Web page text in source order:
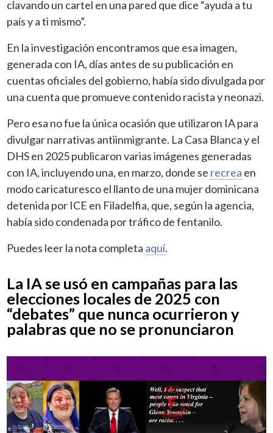
clavando un cartel en una pared que dice “ayuda a tu
país y a ti mismo”.
En la investigación encontramos que esa imagen,
generada con IA, días antes de su publicación en
cuentas oficiales del gobierno, había sido divulgada por
una cuenta que promueve contenido racista y neonazi.
Pero esa no fue la única ocasión que utilizaron IA para
divulgar narrativas antiinmigrante. La Casa Blanca y el
DHS en 2025 publicaron varias imágenes generadas
con IA, incluyendo una, en marzo, donde se recrea en
modo caricaturesco el llanto de una mujer dominicana
detenida por ICE en Filadelfia, que, según la agencia,
había sido condenada por tráfico de fentanilo.
Puedes leer la nota completa aquí.
La IA se usó en campañas para las
elecciones locales de 2025 con
“debates” que nunca ocurrieron y
palabras que no se pronunciaron